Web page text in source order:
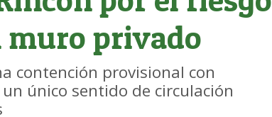
muro privado
contención provisional con
único sentido de circulación